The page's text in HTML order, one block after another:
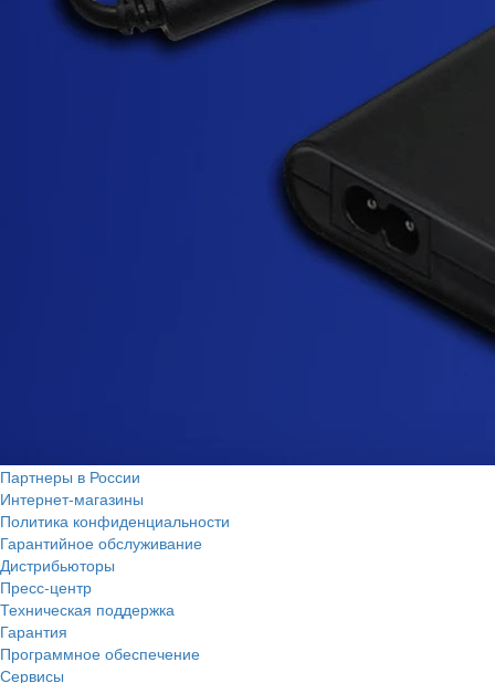
Партнеры в России
Интернет-магазины
Политика конфиденциальности
Гарантийное обслуживание
Дистрибьюторы
Пресс-центр
Техническая поддержка
Гарантия
Программное обеспечение
Сервисы